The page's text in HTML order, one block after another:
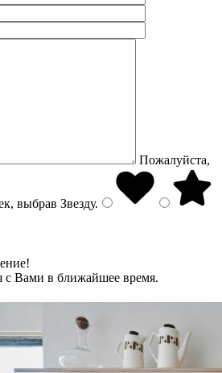
Пожалуйста,
выбрав Звезду.
с Вами в ближайшее время.